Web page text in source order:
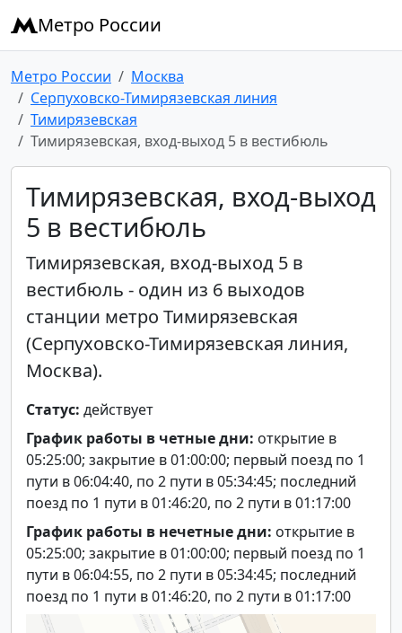
Метро России
Метро России
Москва
Серпуховско-Тимирязевская линия
Тимирязевская
Тимирязевская, вход-выход 5 в вестибюль
Тимирязевская, вход-выход
5 в вестибюль
Тимирязевская, вход-выход 5 в
вестибюль - один из 6 выходов
станции метро Тимирязевская
(Серпуховско-Тимирязевская линия,
Москва).
Статус: действует
График работы в четные дни: открытие в
05:25:00; закрытие в 01:00:00; первый поезд по 1
пути в 06:04:40, по 2 пути в 05:34:45; последний
поезд по 1 пути в 01:46:20, по 2 пути в 01:17:00
График работы в нечетные дни: открытие в
05:25:00; закрытие в 01:00:00; первый поезд по 1
пути в 06:04:55, по 2 пути в 05:34:45; последний
поезд по 1 пути в 01:46:20, по 2 пути в 01:17:00